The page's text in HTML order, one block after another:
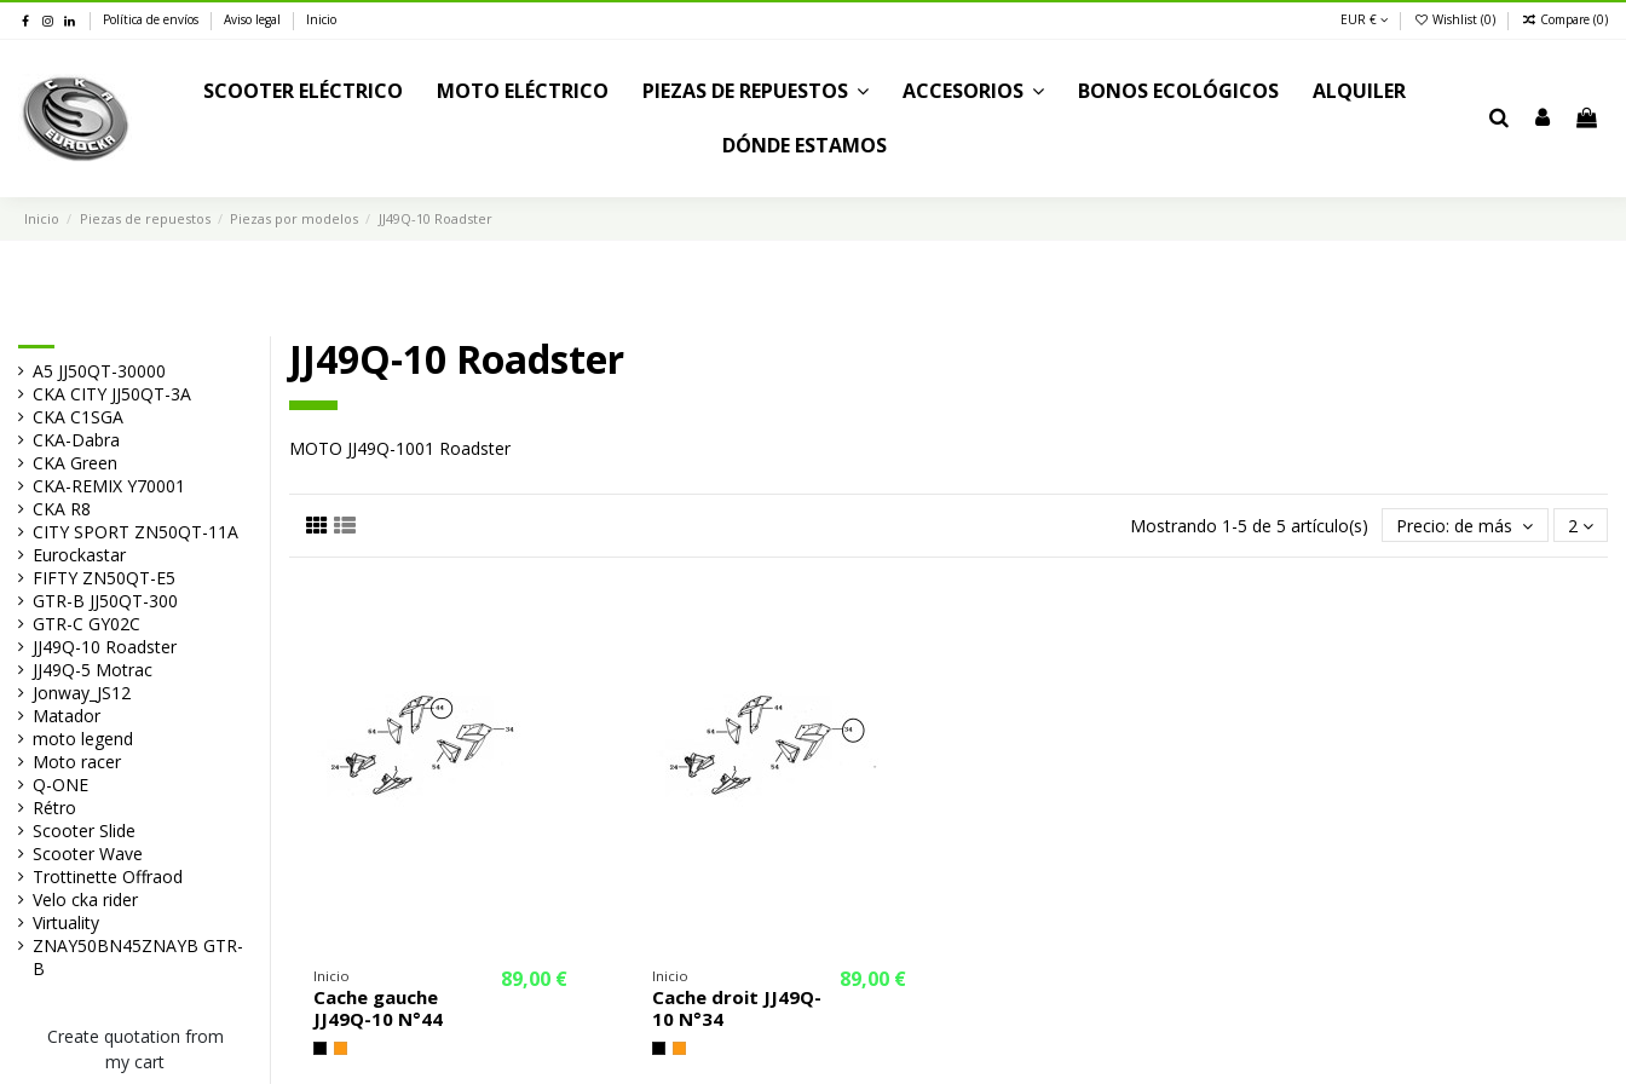
Política de envíos Aviso legal Inicio EUR € Wishlist (0) Compare (0)
SCOOTER ELÉCTRICO MOTO ELÉCTRICO PIEZAS DE REPUESTOS ACCESORIOS BONOS ECOLÓGICOS ALQUILER
DÓNDE ESTAMOS
Inicio Piezas de repuestos Piezas por modelos JJ49Q-10 Roadster
JJ49Q-10 Roadster
MOTO JJ49Q-1001 Roadster
Mostrando 1-5 de 5 artículo(s) Precio: de más bajo a más
2
Inicio
Cache gauche
JJ49Q-10 N°44
89,00 € Inicio
Cache droit JJ49Q-
10 N°34
89,00 €
A5 JJ50QT-30000
CKA CITY JJ50QT-3A
CKA C1SGA
CKA-Dabra
CKA Green
CKA-REMIX Y70001
CKA R8
CITY SPORT ZN50QT-11A
Eurockastar
FIFTY ZN50QT-E5
GTR-B JJ50QT-300
GTR-C GY02C
JJ49Q-10 Roadster
JJ49Q-5 Motrac
Jonway_JS12
Matador
moto legend
Moto racer
Q-ONE
Rétro
Scooter Slide
Scooter Wave
Trottinette Offraod
Velo cka rider
Virtuality
ZNAY50BN45ZNAYB GTR-
B
Create quotation from
my cart